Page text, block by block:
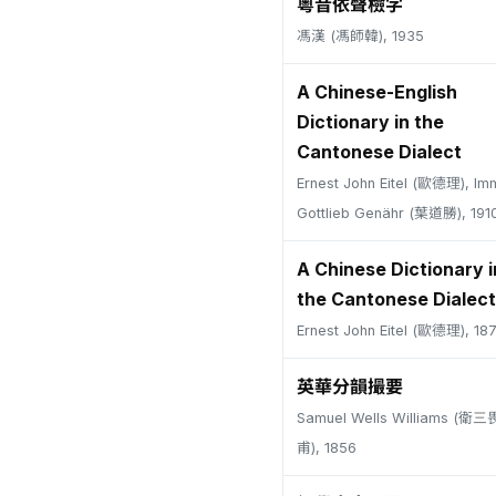
粵音依聲檢字
馮漢 (馮師韓), 1935
A Chinese-English
Dictionary in the
Cantonese Dialect
Ernest John Eitel (歐德理),
Gottlieb Genähr (葉道勝),
A Chinese Dictionary
the Cantonese Dialect
Ernest John Eitel (歐德理),
英華分韻撮要
Samuel Wells Williams (衛三
甫), 1856